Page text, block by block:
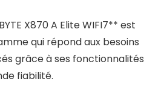
X870 A Elite WIFI7** est
qui répond aux besoins
grâce à ses fonctionnalités
fiabilité.